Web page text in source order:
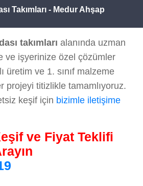
Takımları - Medur Ahşap
takımları alanında uzman
ve işyerinize özel çözümler
üretim ve 1. sınıf malzeme
projeyi titizlikle tamamlıyoruz.
keşif için bizimle iletişime
ve Fiyat Teklifi